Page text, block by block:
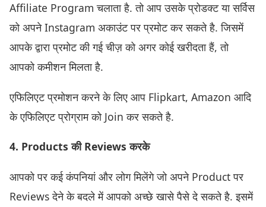
Affiliate Program चलाता है. तो आप उसके प्रोडक्ट या सर्विस
को अपने Instagram अकाउंट पर प्रमोट कर सकते है. जिसमें
आपके द्वारा प्रमोट की गई चीज़ को अगर कोई खरीदता हैं, तो
आपको कमीशन मिलता है.
एफिलिएट प्रमोशन करने के लिए आप Flipkart, Amazon आदि
के एफिलिएट प्रोग्राम को Join कर सकते है.
4. Products की Reviews करके
आपको पर कई कंपनियां और लोग मिलेंगे जो अपने Product पर
Reviews देने के बदले में आपको अच्छे खासे पैसे दे सकते है. इसमें